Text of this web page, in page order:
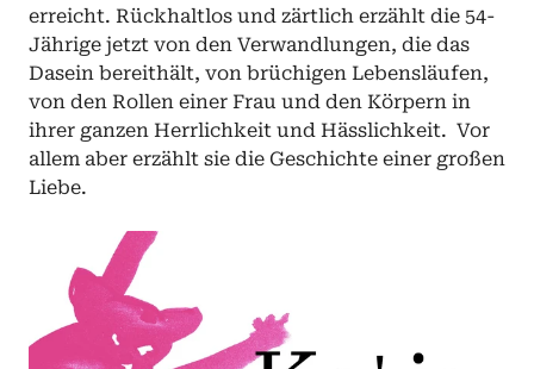
erreicht. Rückhaltlos und zärtlich erzählt die 54-
Jährige jetzt von den Verwandlungen, die das
Dasein bereithält, von brüchigen Lebensläufen,
von den Rollen einer Frau und den Körpern in
ihrer ganzen Herrlichkeit und Hässlichkeit.  Vor
allem aber erzählt sie die Geschichte einer großen
Liebe.